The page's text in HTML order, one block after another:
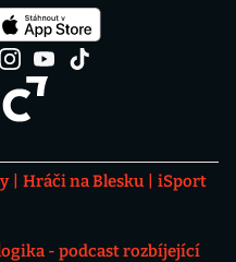
Hráči na Blesku
iSport
- podcast rozbíjející